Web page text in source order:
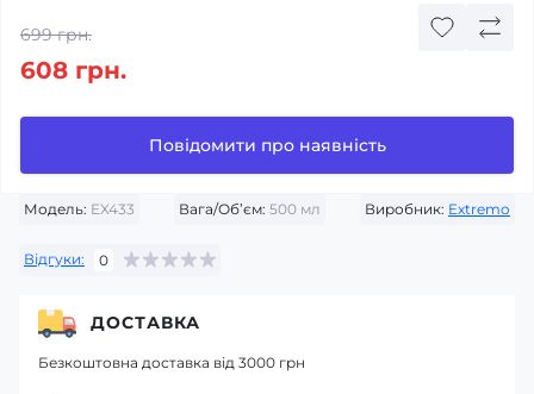
Модель: EX433 Вага/Об’єм: 500 мл Виробник: Extremo
Відгуки: 0
699 грн.
608 грн.
Повідомити про наявність
ДОСТАВКА
Безкоштовна доставка від 3000 грн